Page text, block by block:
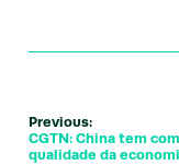
Previous:
CGTN: China tem
qualidade da